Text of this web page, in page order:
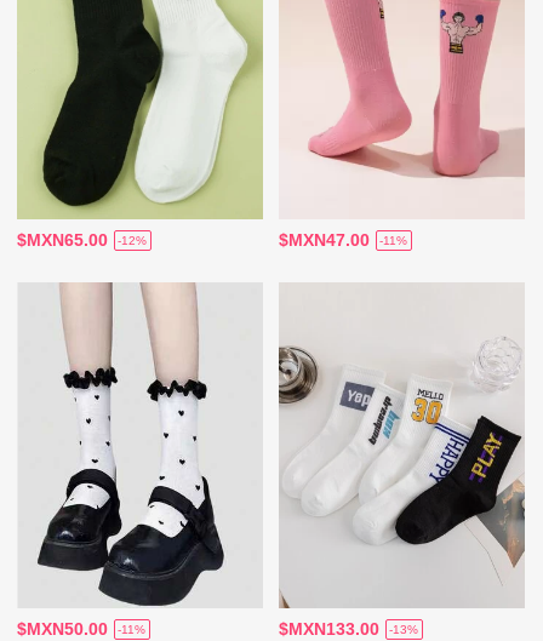
$MXN65.00 -12% $MXN47.00 -11%
$MXN50.00 -11% $MXN133.00 -13%